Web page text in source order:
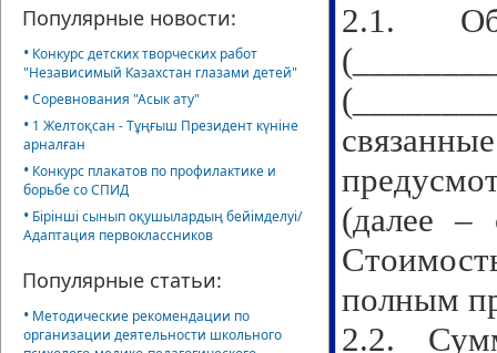
Популярные новости:
• Конкурс детских творческих работ
"Независимый Казахстан глазами детей"
•Соревнования "Асык ату"
• 1 Желтоқсан - Тұңғыш Президент күніне
арналған
• Конкурс плакатов по профилактике и
борьбе со СПИД
• Бірінші сынып оқушылардың бейімделуі/
Адаптация первоклассников
Популярные статьи:
• Методические рекомендации по
организации деятельности школьного
2.1.
(далее –
полным
2.2.